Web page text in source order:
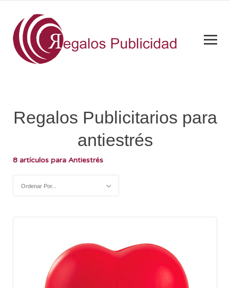
Regalos Publicitarios para
antiestrés
8 artículos para Antiestrés